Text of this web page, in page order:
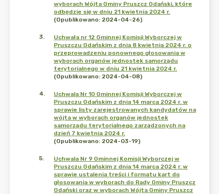
wyborach Wójta Gminy Pruszcz Gdański, które
odbędzie się w dniu 21 kwietnia 2024 r.
(Opublikowano: 2024-04-26)
3.
Uchwała nr 12 Gminnej Komisji Wyborczej w
Pruszczu Gdańskim z dnia 8 kwietnia 2024 r. o
przeprowadzeniu ponownego głosowania w
wyborach organów jednostek samorządu
terytorialnego w dniu 21 kwietnia 2024 r.
(Opublikowano: 2024-04-08)
4.
Uchwala Nr 10 Gminnej Komisji Wyborczej w
Pruszczu Gdańskim z dnia 14 marca 2024 r. w
sprawie listy zarejestrowanych kandydatów na
wójta w wyborach organów jednostek
samorządu terytorialnego zarządzonych na
dzień 7 kwietnia 2024 r.
(Opublikowano: 2024-03-19)
5.
Uchwala Nr 9 Gminnej Komisji Wyborczej w
Pruszczu Gdańskim z dnia 14 marca 2024 r. w
sprawie ustalenia treści i formatu kart do
głosowania w wyborach do Rady Gminy Pruszcz
Gdański oraz w wyborach Wójta Gminy Pruszcz